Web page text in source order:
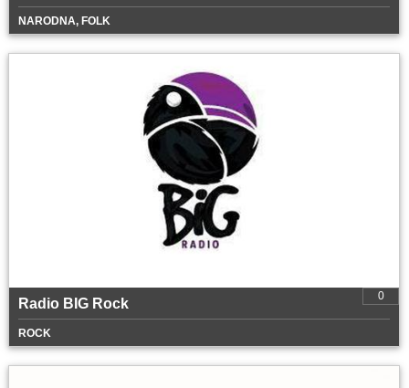
NARODNA, FOLK
0
Radio BIG Rock
ROCK